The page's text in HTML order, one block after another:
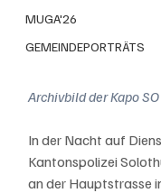
MUGA'26
GEMEINDEPORTRÄTS
Archivbild der Kapo SO
In der Nacht auf
Kantonspolizei
an der Hauptstrasse